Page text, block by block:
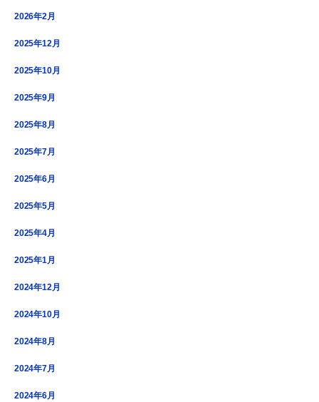
2026年2月
2025年12月
2025年10月
2025年9月
2025年8月
2025年7月
2025年6月
2025年5月
2025年4月
2025年1月
2024年12月
2024年10月
2024年8月
2024年7月
2024年6月